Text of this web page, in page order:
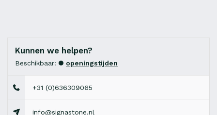
Kunnen we helpen?
Beschikbaar: openingstijden
+31 (0)636309065
info@signastone.nl